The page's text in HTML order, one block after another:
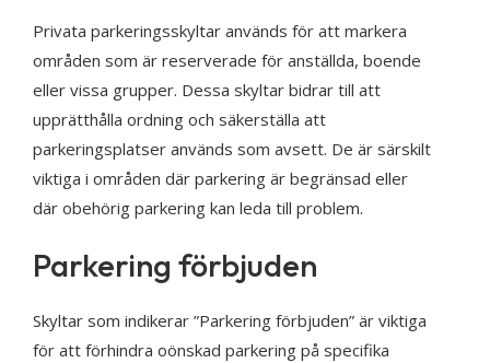
Privata parkeringsskyltar används för att markera
områden som är reserverade för anställda, boende
eller vissa grupper. Dessa skyltar bidrar till att
upprätthålla ordning och säkerställa att
parkeringsplatser används som avsett. De är särskilt
viktiga i områden där parkering är begränsad eller
där obehörig parkering kan leda till problem.
Parkering förbjuden
Skyltar som indikerar ”Parkering förbjuden” är viktiga
för att förhindra oönskad parkering på specifika